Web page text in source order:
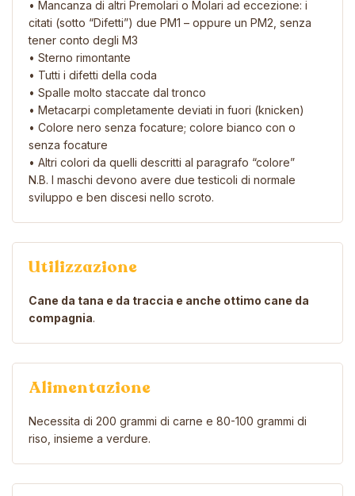
• Mancanza di altri Premolari o Molari ad eccezione: i
citati (sotto “Difetti”) due PM1 – oppure un PM2, senza
tener conto degli M3
• Sterno rimontante
• Tutti i difetti della coda
• Spalle molto staccate dal tronco
• Metacarpi completamente deviati in fuori (knicken)
• Colore nero senza focature; colore bianco con o
senza focature
• Altri colori da quelli descritti al paragrafo “colore”
N.B. I maschi devono avere due testicoli di normale
sviluppo e ben discesi nello scroto.
Utilizzazione
Cane da tana e da traccia e anche ottimo cane da
compagnia.
Alimentazione
Necessita di 200 grammi di carne e 80-100 grammi di
riso, insieme a verdure.